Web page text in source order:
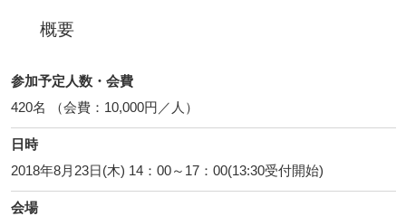
概要
参加予定人数・会費
420名 （会費：10,000円／人）
日時
2018年8月23日(木) 14：00～17：00(13:30受付開始)
会場